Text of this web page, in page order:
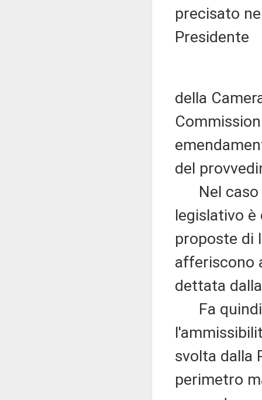
precisato
Presidente
della
del
Nel caso
legislativo
proposte di
afferiscono
dettata
Fa quindi
svolta dalla
perimetro